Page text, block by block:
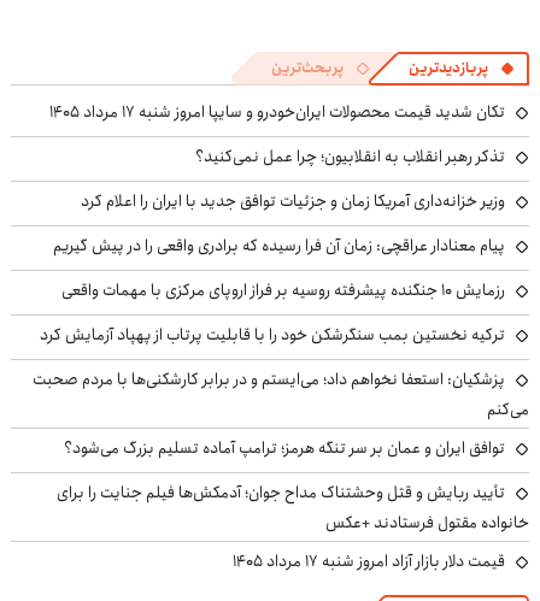
پربازدیدترین پربحث‌ترین
تکان شدید قیمت محصولات ایران‌خودرو و سایپا امروز شنبه ۱۷ مرداد ۱۴۰۵
تذکر رهبر انقلاب به انقلابیون؛ چرا عمل نمی‌کنید؟
وزیر خزانه‌داری آمریکا زمان و جزئیات توافق جدید با ایران را اعلام کرد
پیام معنادار عراقچی: زمان آن فرا رسیده که برادری واقعی را در پیش گیریم
رزمایش ۱۰ جنگنده پیشرفته روسیه بر فراز اروپای مرکزی با مهمات واقعی
ترکیه نخستین بمب سنگرشکن خود را با قابلیت پرتاب از پهپاد آزمایش کرد
پزشکیان: استعفا نخواهم داد؛ می‌ایستم و در برابر کارشکنی‌ها با مردم صحبت
می‌کنم
توافق ایران و عمان بر سر تنگه هرمز؛ ترامپ آماده تسلیم بزرگ می‌شود؟
تأیید ربایش و قتل وحشتناک مداح جوان؛ آدمکش‌ها فیلم جنایت را برای
خانواده مقتول فرستادند +عکس
قیمت دلار بازار آزاد امروز شنبه ۱۷ مرداد ۱۴۰۵